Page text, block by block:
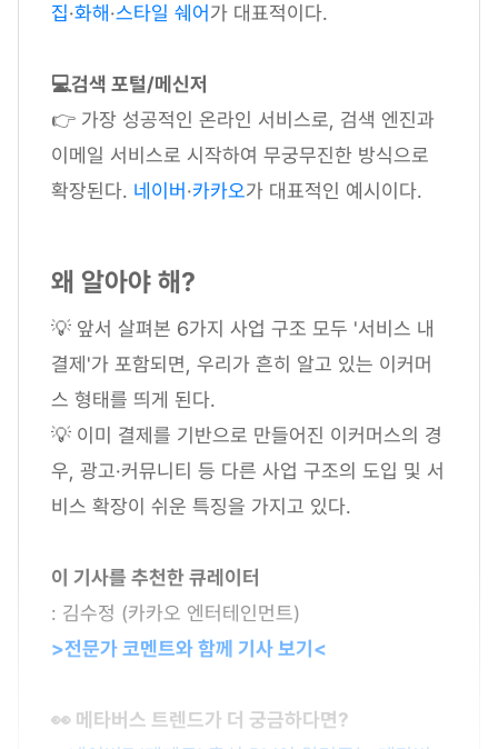
집·화해·스타일 쉐어가 대표적이다.
💻검색 포털/메신저
👉 가장 성공적인 온라인 서비스로, 검색 엔진과
이메일 서비스로 시작하여 무궁무진한 방식으로
확장된다. 네이버·카카오가 대표적인 예시이다.
왜 알아야 해?
💡 앞서 살펴본 6가지 사업 구조 모두 '서비스 내
결제'가 포함되면, 우리가 흔히 알고 있는 이커머
스 형태를 띄게 된다.
💡 이미 결제를 기반으로 만들어진 이커머스의 경
우, 광고·커뮤니티 등 다른 사업 구조의 도입 및 서
비스 확장이 쉬운 특징을 가지고 있다.
이 기사를 추천한 큐레이터
: 김수정 (카카오 엔터테인먼트)
>전문가 코멘트와 함께 기사 보기<
👀 메타버스 트렌드가 더 궁금하다면?